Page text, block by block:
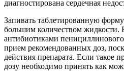
диагностирована сердечная
Запивать таблетированную
большим количеством жидкости.
антибиотиками
прием рекомендованных доз,
действия препарата. Если такое
дозу необходимо принять как